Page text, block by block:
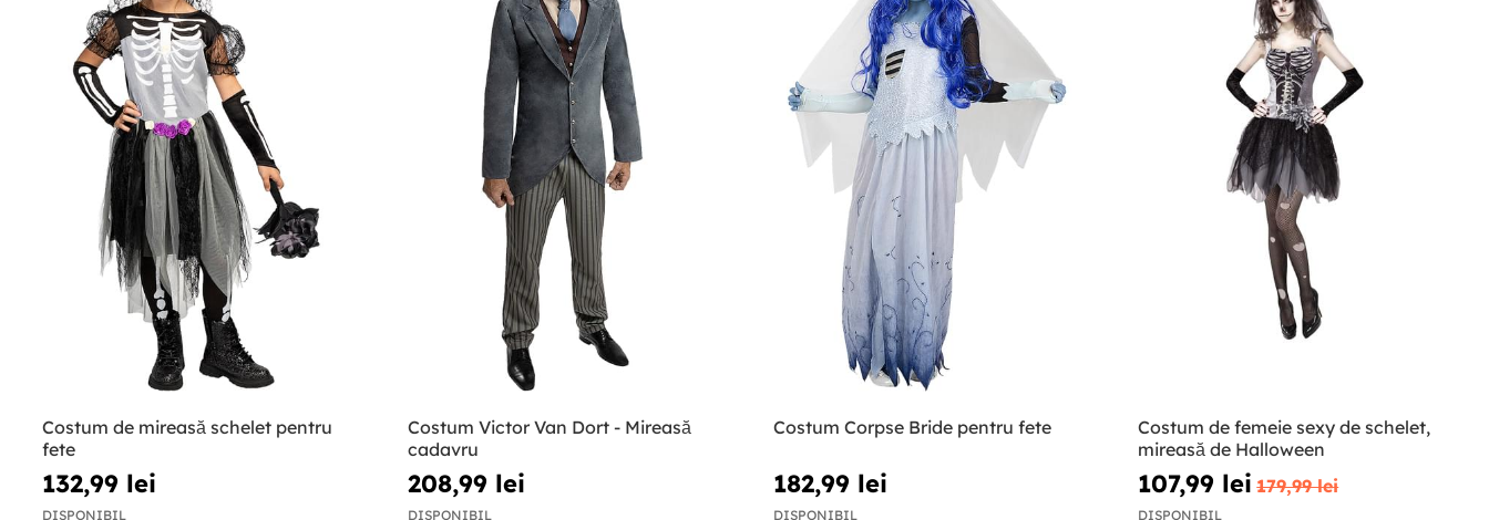
Costum de mireasă schelet pentru
fete
132,99 lei
DISPONIBIL
Costum Victor Van Dort - Mireasă
cadavru
208,99 lei
DISPONIBIL
Costum Corpse Bride pentru fete
182,99 lei
DISPONIBIL
Costum de femeie sexy de schelet,
mireasă de Halloween
107,99 lei 179,99 lei
DISPONIBIL